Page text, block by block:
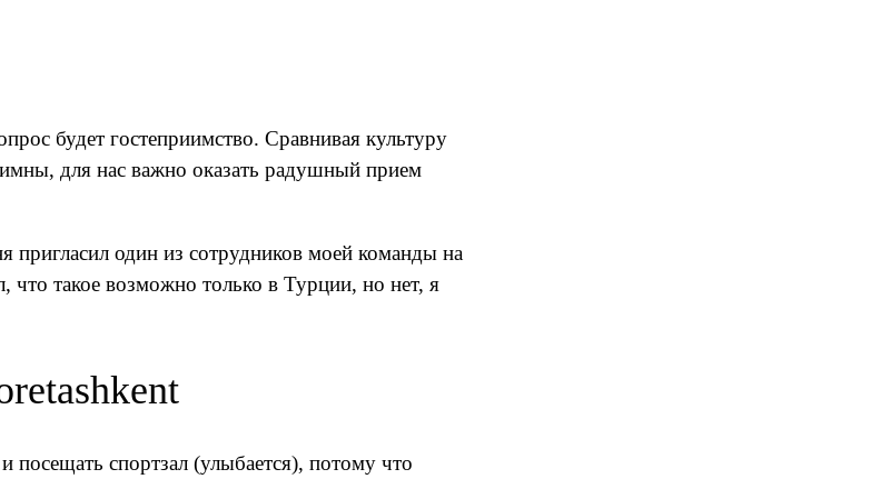
будет гостеприимство. Сравнивая культуру
для нас важно оказать радушный прием
пригласил один из сотрудников моей команды на
такое возможно только в Турции, но нет, я
посещать спортзал (улыбается), потому что